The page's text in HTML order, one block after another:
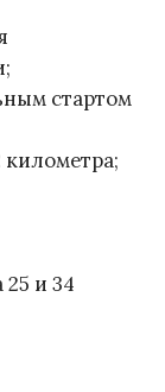
стартом
и 34